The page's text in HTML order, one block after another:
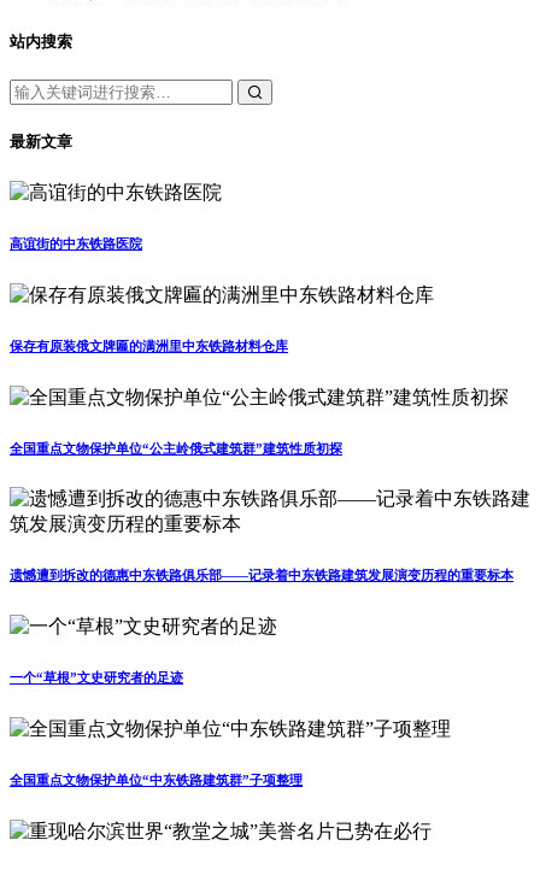
站内搜索
最新文章
高谊街的中东铁路医院
保存有原装俄文牌匾的满洲里中东铁路材料仓库
全国重点文物保护单位“公主岭俄式建筑群”建筑性质初探
遗憾遭到拆改的德惠中东铁路俱乐部——记录着中东铁路建筑发展演变历程的重要标本
一个“草根”文史研究者的足迹
全国重点文物保护单位“中东铁路建筑群”子项整理